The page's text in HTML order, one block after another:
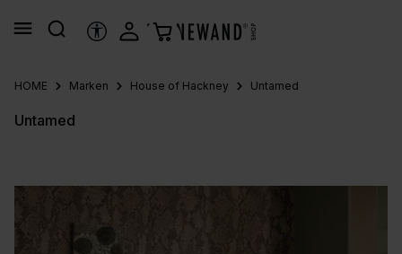
springen
HILFSTOOLS
HOME Marken House of Hackney Untamed
Untamed